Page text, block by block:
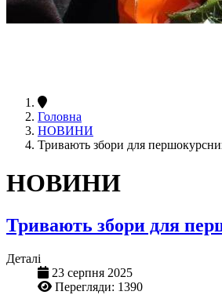
Головна
НОВИНИ
Тривають збори для
НОВИНИ
Тривають збори для
Деталі
23 серпня 2025
Перегляди: 1390